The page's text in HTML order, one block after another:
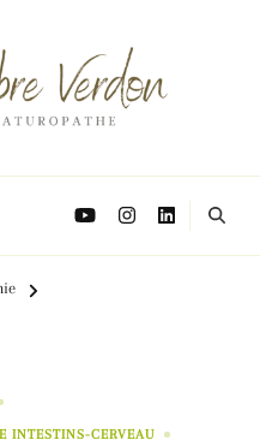
INTESTINS-CERVEAU